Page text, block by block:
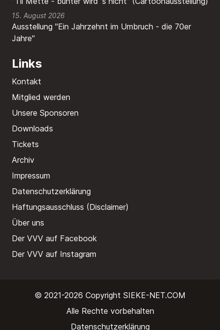
15. August 2026
Ausstellung "Ein Jahrzehnt im Umbruch - die 70er
Jahre"
Links
Kontakt
Mitglied werden
Unsere Sponsoren
Downloads
Tickets
Archiv
Impressum
Datenschutzerklärung
Haftungsausschluss (Disclaimer)
Über uns
Der VVV auf Facebook
Der VVV auf Instagram
© 2021-2026 Copyright SIEKE-NET.COM
Alle Rechte vorbehalten
Datenschutzerklärung